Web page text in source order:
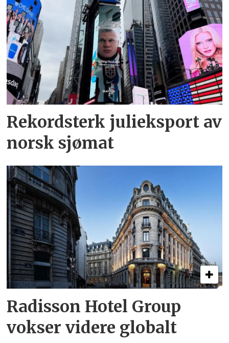
Rekordsterk julieksport av
norsk sjømat
Radisson Hotel Group
vokser videre globalt